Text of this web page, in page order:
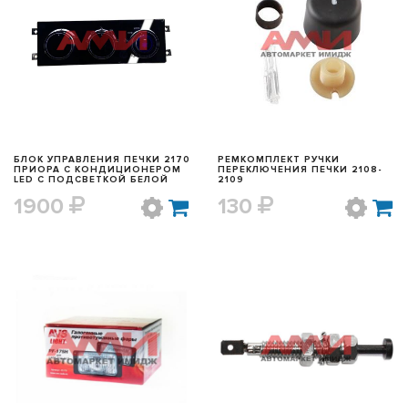
БЫСТРЫЙ ПРОСМОТР
БЛОК УПРАВЛЕНИЯ ПЕЧКИ 2170
ПРИОРА С КОНДИЦИОНЕРОМ
LED С ПОДСВЕТКОЙ БЕЛОЙ
1900
БЫСТРЫЙ ПРОСМОТР
РЕМКОМПЛЕКТ РУЧКИ
ПЕРЕКЛЮЧЕНИЯ ПЕЧКИ 2108-
2109
130
БЫСТРЫЙ ПРОСМОТР БЫСТРЫЙ ПРОСМОТР